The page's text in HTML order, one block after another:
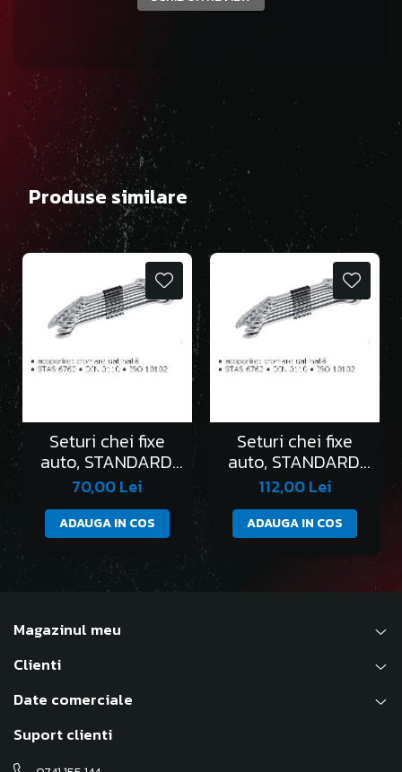
Produse similare
Seturi chei fixe
auto, STANDARD,
în clemă/6 bucati
70,00 Lei
ADAUGA IN COS
Seturi chei fixe
auto, STANDARD,
în clemă/8 bucati
112,00 Lei
ADAUGA IN COS
Magazinul meu
Clienti
Date comerciale
Suport clienti